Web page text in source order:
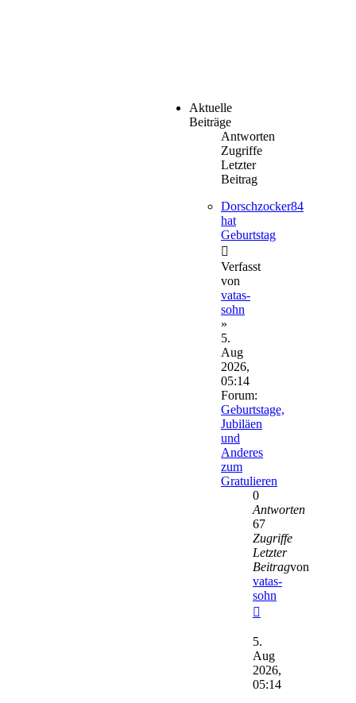
Aktuelle
Beiträge
Antworten
Zugriffe
Letzter
Beitrag
Dorschzocker84
hat
Geburtstag
Verfasst
von
vatas-
sohn
»
5.
Aug
2026,
05:14
Forum:
Geburtstage,
Jubiläen
und
Anderes
zum
Gratulieren
0
Antworten
67
Zugriffe
Letzter
Beitragvon
vatas-
sohn
Beitrag
5.
Aug
2026,
05:14